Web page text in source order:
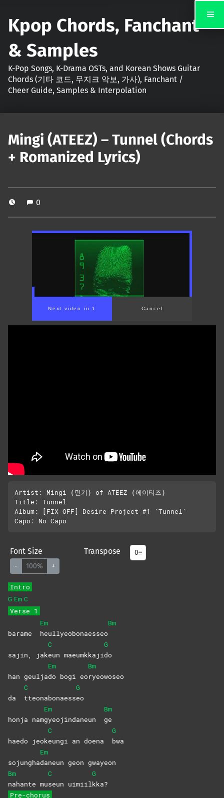
Kpop Chords, Fanchant
& Samples
K-Pop Songs, K-Drama OSTs, and Korean Shows Guitar
Chords (기타 코드, 무지크 악보, 가사), Fanchant /
Cheer Guide, Samples & Interpolation
Mingi (ATEEZ) – Tunnel (Chords
+ Romanized Lyrics)
0
Artist: Mingi (민기) of ATEEZ (에이티즈)
Title: Tunnel
Album: [FIX OFF] Desire Project #1 'Tunnel'
Font Size
- 100% +
Transpose
Intro
G Em C
Verse 1
barame
Em
heullyeobonaesseo
Bm
sajin, jak
C
eun maeumkkaji
G
do
han geulja
Em
do bogi eo
Bm
ryeowoseo
da
C
tteonabonaess
G
eo
honja nam
Em
gyeojindaneun
Bm
ge
haedo jeok
C
eungi an doena
G
bwa
sojungha
Em
daneun geon gwayeon
Bm
nahante mu
C
seun uimiil
G
kka?
Pre-chorus